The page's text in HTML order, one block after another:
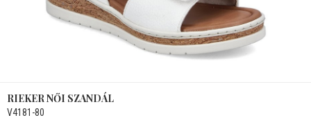
RIEKER NŐI SZANDÁL
V4181-80